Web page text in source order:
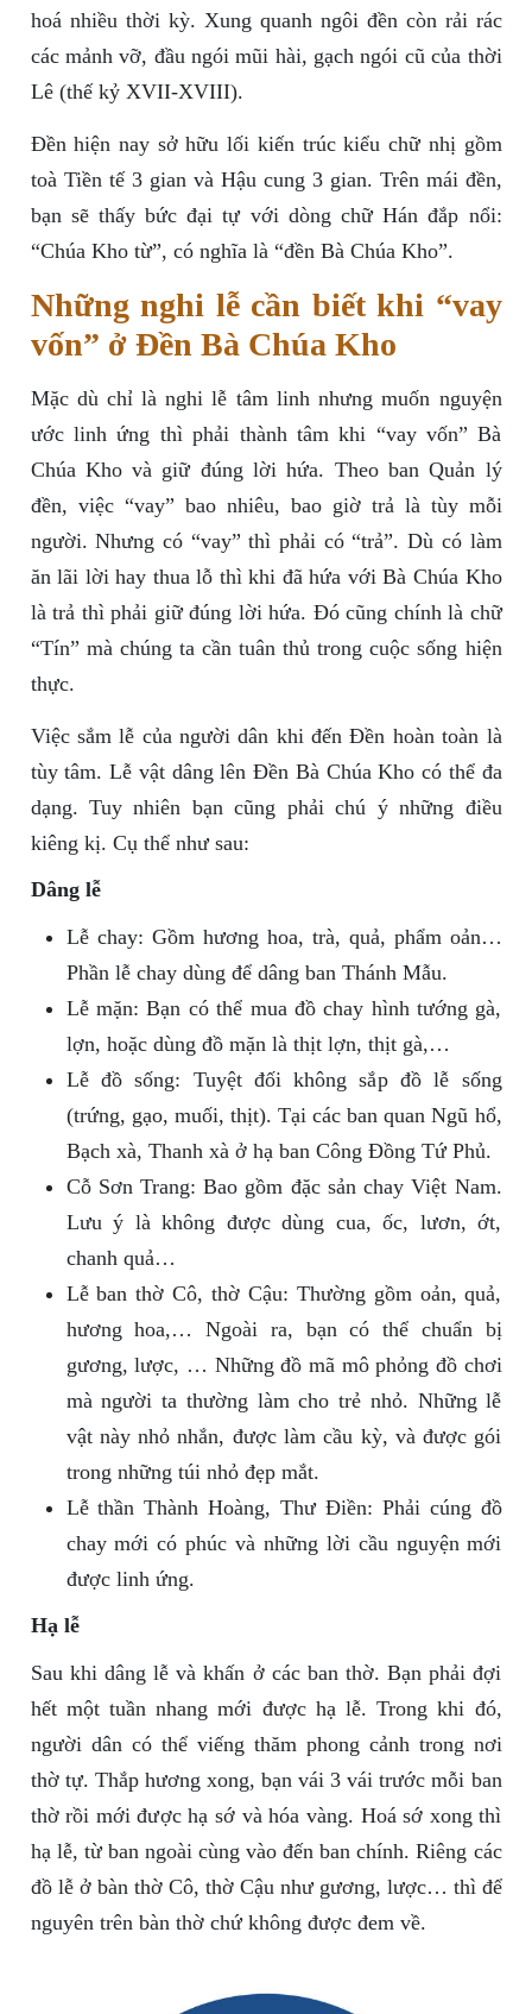
hoá nhiều thời kỳ. Xung quanh ngôi đền còn rải rác
các mảnh vỡ, đầu ngói mũi hài, gạch ngói cũ của thời
Lê (thế kỷ XVII-XVIII).
Đền hiện nay sở hữu lối kiến trúc kiểu chữ nhị gồm
toà Tiền tế 3 gian và Hậu cung 3 gian. Trên mái đền,
bạn sẽ thấy bức đại tự với dòng chữ Hán đắp nổi:
“Chúa Kho từ”, có nghĩa là “đền Bà Chúa Kho”.
Những nghi lễ cần biết khi “vay
vốn” ở Đền Bà Chúa Kho
Mặc dù chỉ là nghi lễ tâm linh nhưng muốn nguyện
ước linh ứng thì phải thành tâm khi “vay vốn” Bà
Chúa Kho và giữ đúng lời hứa. Theo ban Quản lý
đền, việc “vay” bao nhiêu, bao giờ trả là tùy mỗi
người. Nhưng có “vay” thì phải có “trả”. Dù có làm
ăn lãi lời hay thua lỗ thì khi đã hứa với Bà Chúa Kho
là trả thì phải giữ đúng lời hứa. Đó cũng chính là chữ
“Tín” mà chúng ta cần tuân thủ trong cuộc sống hiện
thực.
Việc sắm lễ của người dân khi đến Đền hoàn toàn là
tùy tâm. Lễ vật dâng lên Đền Bà Chúa Kho có thể đa
dạng. Tuy nhiên bạn cũng phải chú ý những điều
kiêng kị. Cụ thể như sau:
Dâng lễ
Lễ chay: Gồm hương hoa, trà, quả, phẩm oản…
Phần lễ chay dùng để dâng ban Thánh Mẫu.
Lễ mặn: Bạn có thể mua đồ chay hình tướng gà,
lợn, hoặc dùng đồ mặn là thịt lợn, thịt gà,…
Lễ đồ sống: Tuyệt đối không sắp đồ lễ sống
(trứng, gạo, muối, thịt). Tại các ban quan Ngũ hổ,
Bạch xà, Thanh xà ở hạ ban Công Đồng Tứ Phủ.
Cỗ Sơn Trang: Bao gồm đặc sản chay Việt Nam.
Lưu ý là không được dùng cua, ốc, lươn, ớt,
chanh quả…
Lễ ban thờ Cô, thờ Cậu: Thường gồm oản, quả,
hương hoa,… Ngoài ra, bạn có thể chuẩn bị
gương, lược, … Những đồ mã mô phỏng đồ chơi
mà người ta thường làm cho trẻ nhỏ. Những lễ
vật này nhỏ nhắn, được làm cầu kỳ, và được gói
trong những túi nhỏ đẹp mắt.
Lễ thần Thành Hoàng, Thư Điền: Phải cúng đồ
chay mới có phúc và những lời cầu nguyện mới
được linh ứng.
Hạ lễ
Sau khi dâng lễ và khấn ở các ban thờ. Bạn phải đợi
hết một tuần nhang mới được hạ lễ. Trong khi đó,
người dân có thể viếng thăm phong cảnh trong nơi
thờ tự. Thắp hương xong, bạn vái 3 vái trước mỗi ban
thờ rồi mới được hạ sớ và hóa vàng. Hoá sớ xong thì
hạ lễ, từ ban ngoài cùng vào đến ban chính. Riêng các
đồ lễ ở bàn thờ Cô, thờ Cậu như gương, lược… thì để
nguyên trên bàn thờ chứ không được đem về.